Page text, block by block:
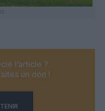
l’article ?
un don !